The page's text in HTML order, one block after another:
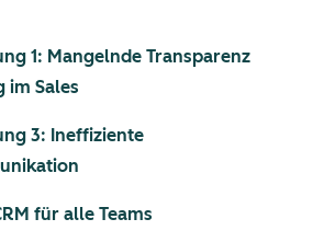
1: Mangelnde Transparenz
im Sales
3: Ineffiziente
für alle Teams